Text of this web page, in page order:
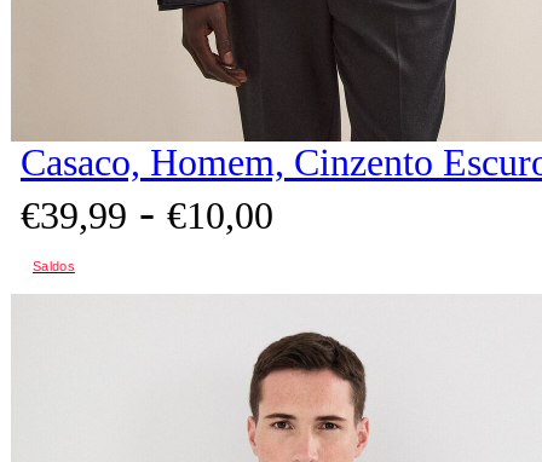
Casaco, Homem, Cinzento
€39,99 - €10,00
Saldos